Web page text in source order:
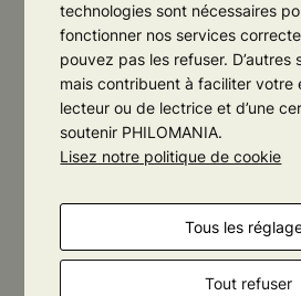
technologies sont nécessaires
fonctionner nos services
pouvez pas les refuser. D’autres
mais contribuent à faciliter votre
lecteur ou de lectrice et d’une
soutenir PHILOMANIA.
Lisez notre politique de cookie
Tous les
Tout refuser